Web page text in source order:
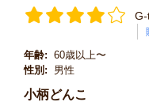
年齢: 60歳以上〜
性別:
男性
小柄どんこ